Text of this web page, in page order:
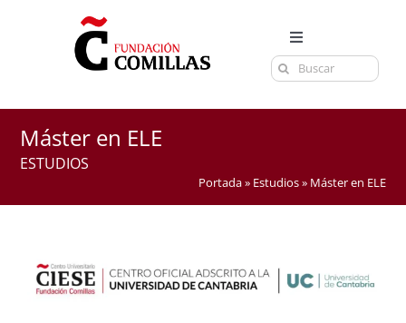
Toggle
Navigation
LA FUNDACIÓN
ESTUDIOS
EL CENTRO
CONTACTA
Buscar:
Máster en ELE
ESTUDIOS
Portada» Estudios» Máster en ELE